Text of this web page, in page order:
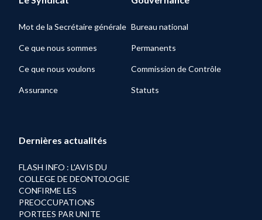
Mot de la Secrétaire générale
Ce que nous sommes
Ce que nous voulons
Assurance
Bureau national
Permanents
Commission de Contrôle
Statuts
Dernières actualités
FLASH INFO : L'AVIS DU
COLLEGE DE DEONTOLOGIE
CONFIRME LES
PREOCCUPATIONS
PORTEES PAR UNITE